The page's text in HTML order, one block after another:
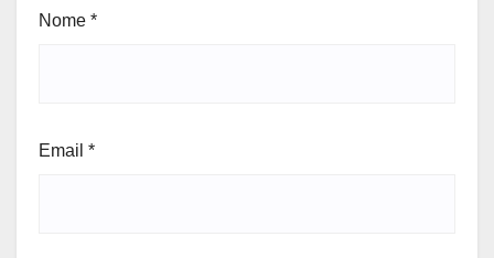
Nome *
Email *